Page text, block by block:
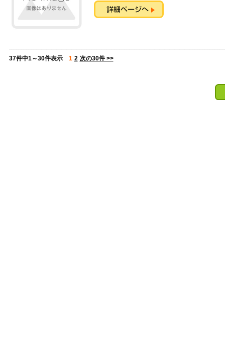
37件中1～30件表示 1 2 次の30件 >>